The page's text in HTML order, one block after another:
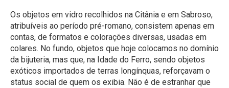
Os objetos em vidro recolhidos na Citânia e em Sabroso,
atribuíveis ao período pré-romano, consistem apenas em
contas, de formatos e colorações diversas, usadas em
colares. No fundo, objetos que hoje colocamos no domínio
da bijuteria, mas que, na Idade do Ferro, sendo objetos
exóticos importados de terras longínquas, reforçavam o
status social de quem os exibia. Não é de estranhar que